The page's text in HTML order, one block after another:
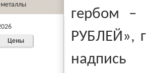
Цены
гербом –
РУБЛЕЙ»,